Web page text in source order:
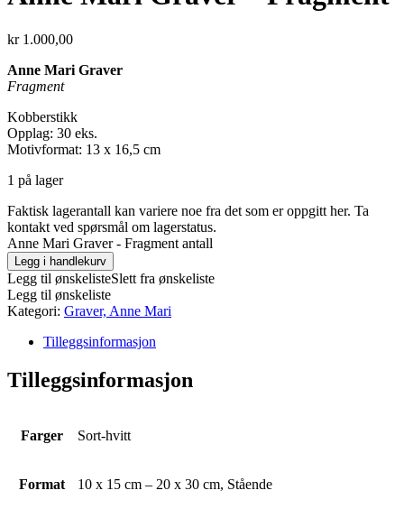
kr1.000,00
Anne Mari Graver
Fragment
Kobberstikk
Opplag: 30 eks.
Motivformat: 13 x 16,5 cm
1 på lager
Faktisk lagerantall kan variere noe fra det som er oppgitt her. Ta
kontakt ved spørsmål om lagerstatus.
Anne Mari Graver - Fragment antall
Legg i handlekurv
Legg til ønskelisteSlett fra ønskeliste
Legg til ønskeliste
Kategori: Graver, Anne Mari
Tilleggsinformasjon
Tilleggsinformasjon
Farger Sort-hvitt
Format 10 x 15 cm – 20 x 30 cm, Stående